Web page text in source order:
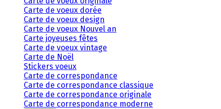
Carte de voeux dorée
Carte de voeux design
Carte de voeux Nouvel an
Carte joyeuses fêtes
Carte de voeux vintage
Carte de Noël
Stickers voeux
Carte de correspondance
Carte de correspondance classique
Carte de correspondance originale
Carte de correspondance moderne